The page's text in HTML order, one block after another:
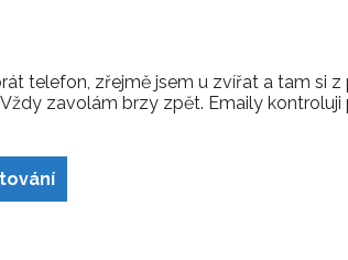
telefon, zřejmě jsem u zvířat a tam si z
zavolám brzy zpět. Emaily kontroluji